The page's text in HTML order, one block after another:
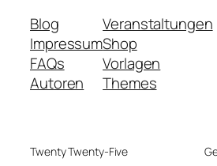
Blog
Impressum
FAQs
Autoren
Veranstaltungen
Shop
Vorlagen
Themes
Twenty Twenty-Five